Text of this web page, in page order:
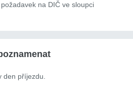
na DIČ ve sloupci
den příjezdu.